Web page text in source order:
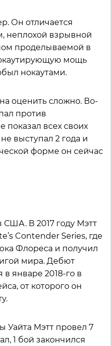
Он отличается
неплохой взрывной
проделываемой в
мощь
нокаутами.
оценить сложно. Во-
против
показал всех своих
выступал 2 года и
форме он сейчас
США. В 2017 году Мэтт
Contender Series, где
Флореса и получил
мира. Дебют
январе 2018-го в
от которого он
Уайта Мэтт провел 7
1 бой закончился